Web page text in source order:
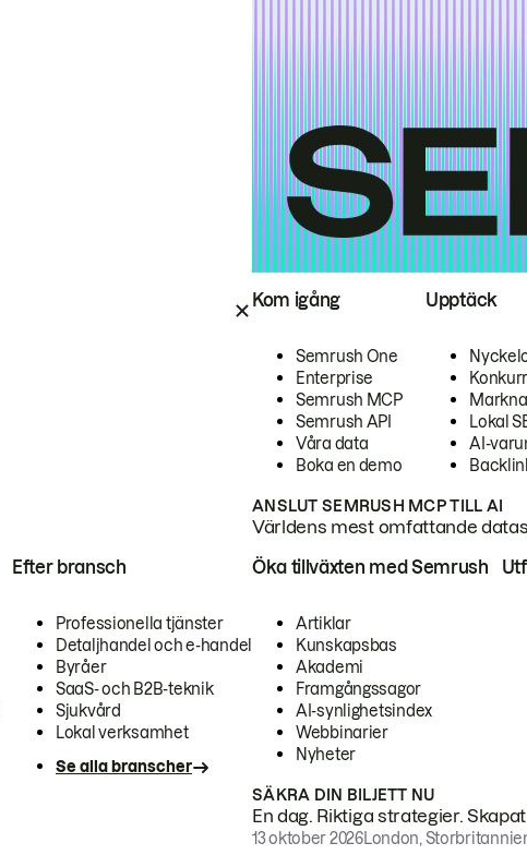
Kom igång
Semrush One
Enterprise
Semrush MCP
Semrush API
Våra data
Boka en demo
Upptäck
Lokal
AI-
ANSLUT SEMRUSH MCP TILL AI
Världens mest omfattande
Efter bransch
Professionella tjänster
Detaljhandel och e-handel
Byråer
SaaS- och B2B-teknik
Sjukvård
Lokal verksamhet
Se alla branscher
Öka tillväxten med Semrush
Artiklar
Kunskapsbas
Akademi
Framgångssagor
AI-synlighetsindex
Webbinarier
Nyheter
SÄKRA DIN BILJETT NU
En dag. Riktiga strategier.
13 oktober 2026London,